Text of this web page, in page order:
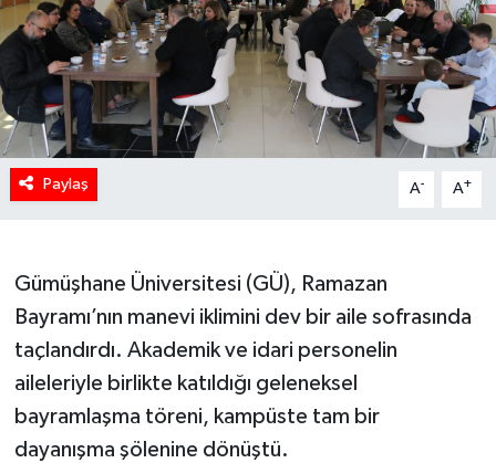
Paylaş A- A+
Gümüşhane Üniversitesi (GÜ), Ramazan
Bayramı’nın manevi iklimini dev bir aile sofrasında
taçlandırdı. Akademik ve idari personelin
aileleriyle birlikte katıldığı geleneksel
bayramlaşma töreni, kampüste tam bir
dayanışma şölenine dönüştü.